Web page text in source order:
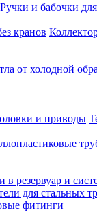
Ручки и бабочки
кранов
от холодной
и приводы
в резервуар и
для стальных
фитинги